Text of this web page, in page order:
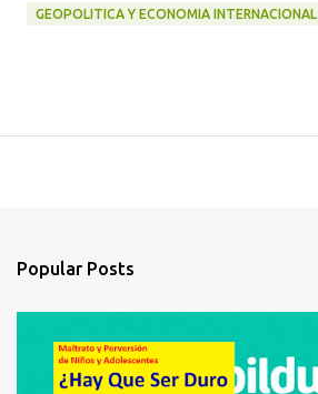
GEOPOLITICA Y ECONOMIA INTERNACIONAL
Popular Posts